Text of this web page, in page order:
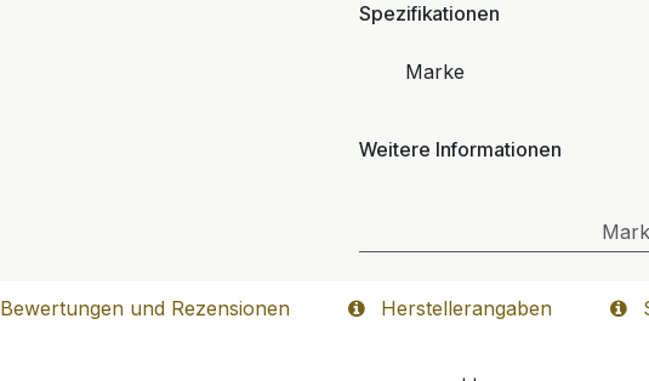
Spezifikationen
Marke
Weitere Informationen
Bewertungen und Rezensionen Herstellerangaben